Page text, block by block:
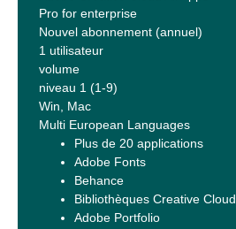
Pro for enterprise
Nouvel abonnement (annuel)
1 utilisateur
volume
niveau 1 (1-9)
Win, Mac
Multi European Languages
Plus de 20 applications
Adobe Fonts
Behance
Bibliothèques Creative Cloud
Adobe Portfolio